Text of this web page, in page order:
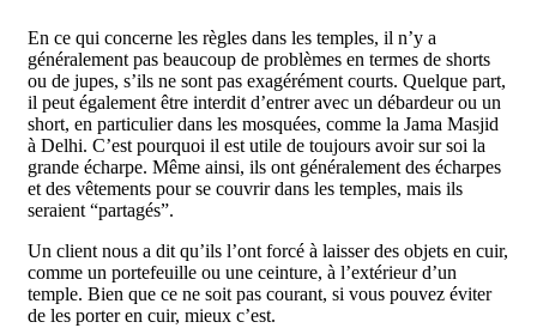
En ce qui concerne les règles dans les temples, il n’y a
généralement pas beaucoup de problèmes en termes de shorts
ou de jupes, s’ils ne sont pas exagérément courts. Quelque part,
il peut également être interdit d’entrer avec un débardeur ou un
short, en particulier dans les mosquées, comme la Jama Masjid
à Delhi. C’est pourquoi il est utile de toujours avoir sur soi la
grande écharpe. Même ainsi, ils ont généralement des écharpes
et des vêtements pour se couvrir dans les temples, mais ils
seraient “partagés”.
Un client nous a dit qu’ils l’ont forcé à laisser des objets en cuir,
comme un portefeuille ou une ceinture, à l’extérieur d’un
temple. Bien que ce ne soit pas courant, si vous pouvez éviter
de les porter en cuir, mieux c’est.